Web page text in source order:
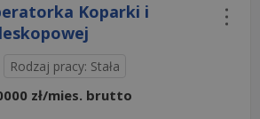
Koparki i
Rodzaj pracy: Stała
zł/mies. brutto